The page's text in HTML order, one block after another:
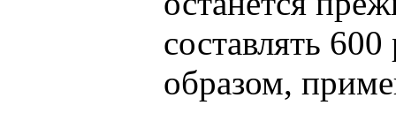
составлять
образом,